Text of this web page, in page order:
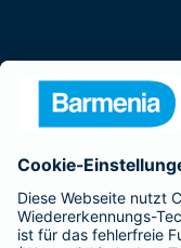
Barmenia